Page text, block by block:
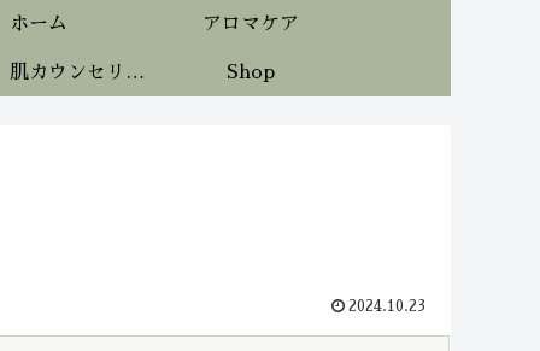
ホーム アロマケア
《無料》肌カウンセリング Shop
2024.10.23